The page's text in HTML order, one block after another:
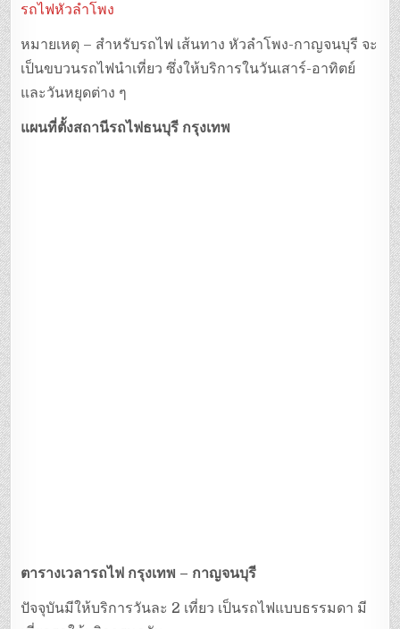
รถไฟหัวลำโพง
หมายเหตุ – สำหรับรถไฟ เส้นทาง หัวลำโพง-กาญจนบุรี จะ
เป็นขบวนรถไฟนำเที่ยว ซึ่งให้บริการในวันเสาร์-อาทิตย์
และวันหยุดต่าง ๆ
แผนที่ตั้งสถานีรถไฟธนบุรี กรุงเทพ
ตารางเวลารถไฟ กรุงเทพ – กาญจนบุรี
ปัจจุบันมีให้บริการวันละ 2 เที่ยว เป็นรถไฟแบบธรรมดา มี